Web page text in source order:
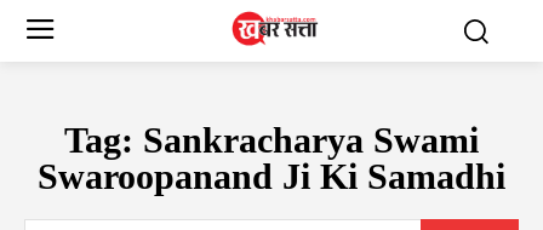
Tag: Sankracharya Swami
Swaroopanand Ji Ki Samadhi